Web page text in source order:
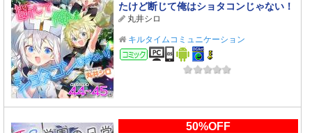
たけど断じて俺はショタコンじゃない！
第44話～第45話【単話】
丸井シロ
キルタイムコミュニケーション
コミック
50%OFF